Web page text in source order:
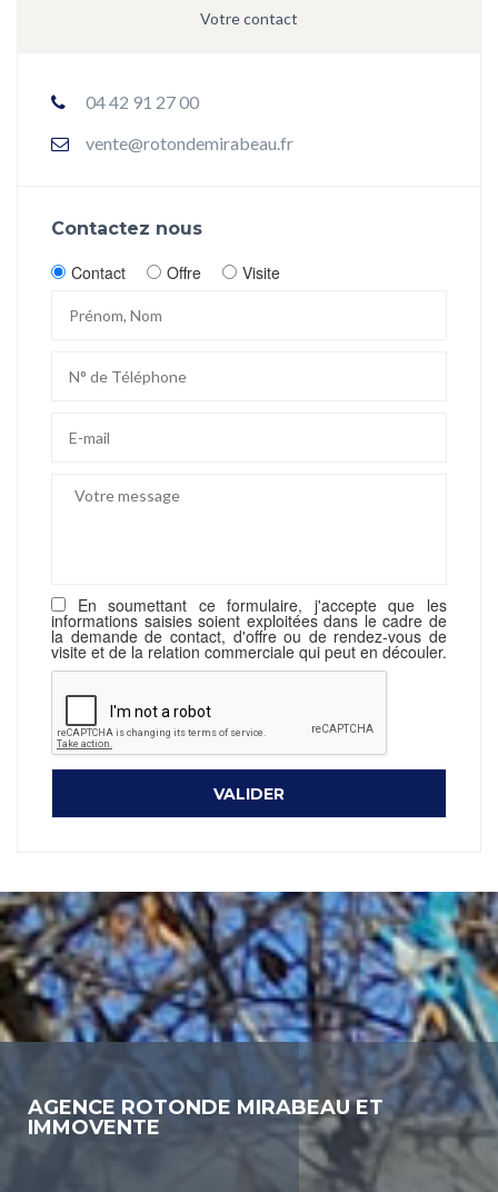
Votre contact
04 42 91 27 00
vente@rotondemirabeau.fr
Contactez nous
Contact Offre Visite
En soumettant ce formulaire, j'accepte que les
informations saisies soient exploitées dans le cadre de
la demande de contact, d'offre ou de rendez-vous de
visite et de la relation commerciale qui peut en découler.
AGENCE ROTONDE MIRABEAU ET
IMMOVENTE